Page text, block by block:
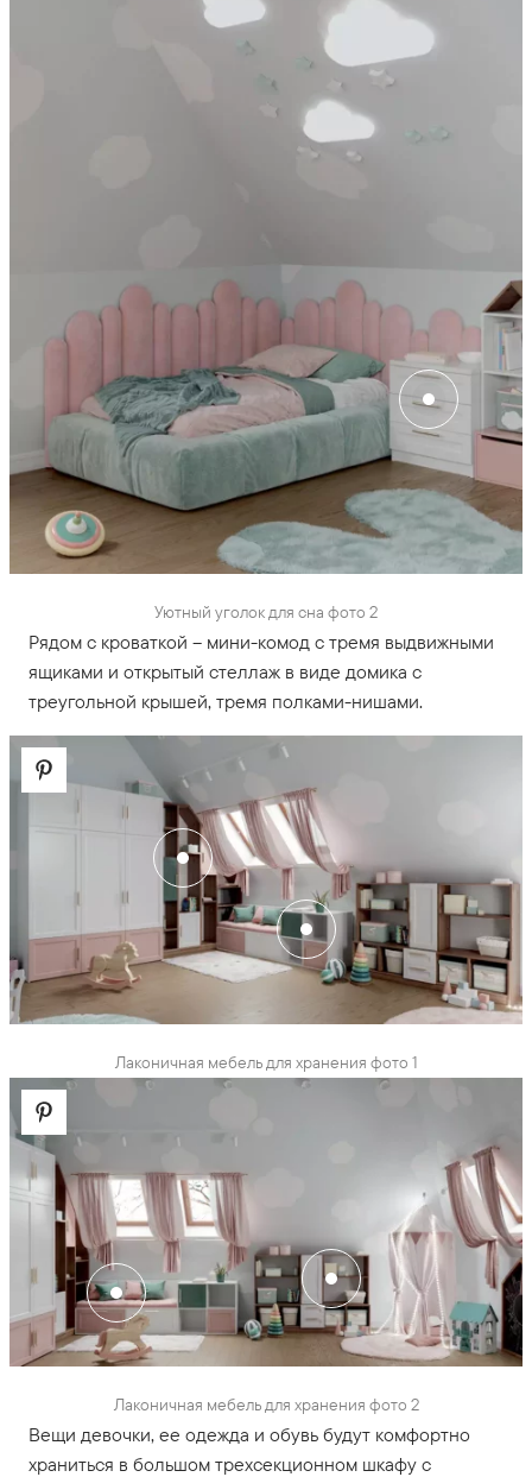
Уютный уголок для сна фото 2
Рядом с кроваткой – мини-комод с тремя выдвижными
ящиками и открытый стеллаж в виде домика с
треугольной крышей, тремя полками-нишами.
Лаконичная мебель для хранения фото 1
Лаконичная мебель для хранения фото 2
Вещи девочки, ее одежда и обувь будут комфортно
храниться в большом трехсекционном шкафу с